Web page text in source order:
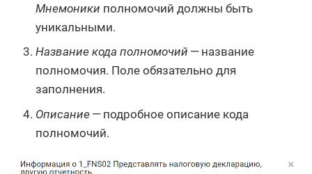
Мнемоники полномочий должны быть
уникальными.
Название кода полномочий — название
полномочия. Поле обязательно для
заполнения.
Описание — подробное описание кода
полномочий.